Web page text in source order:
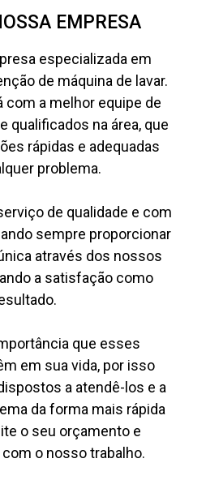
EMPRESA
especializada em
de máquina de lavar.
com a melhor equipe de
qualificados na área, que
rápidas e adequadas
problema.
de qualidade e com
sempre proporcionar
através dos nossos
a satisfação como
que esses
em sua vida, por isso
a atendê-los e a
da forma mais rápida
o seu orçamento e
o nosso trabalho.